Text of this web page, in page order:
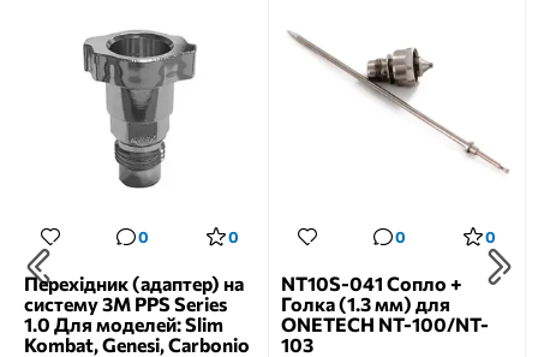
0 0
Перехідник (адаптер) на
систему 3M PPS Series
1.0 Для моделей: Slim
Kombat, Genesi, Carbonio
0 0
NT10S-041 Сопло +
Голка (1.3 мм) для
ONETECH NT-100/NT-
103